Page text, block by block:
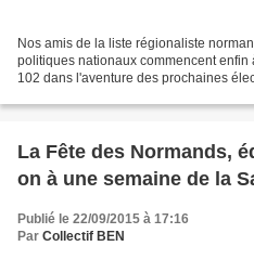
Nos amis de la liste régionaliste
politiques nationaux commencent enfin
102 dans l'aventure des prochaines
La Fête des Normands,
on à une semaine de la
Publié le 22/09/2015 à 17:16
Par Collectif BEN